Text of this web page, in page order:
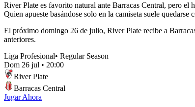
River Plate es favorito natural ante Barracas Central, pero el
Quien apueste basándose solo en la camiseta suele
El próximo domingo 26 de julio, River Plate recibe a
anteriores.
Liga Profesional• Regular Season
Dom 26 jul • 20:00
River Plate
Barracas Central
Jugar Ahora